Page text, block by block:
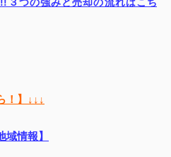
３つの強みと売却の流れはこち
！】↓↓↓
域情報】